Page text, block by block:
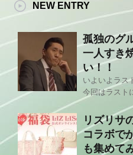
NEW ENTRY
孤独のグ
一人すき
い！！
いよいよラス
今回はラスト
リズリサ
コラボで
も集めて